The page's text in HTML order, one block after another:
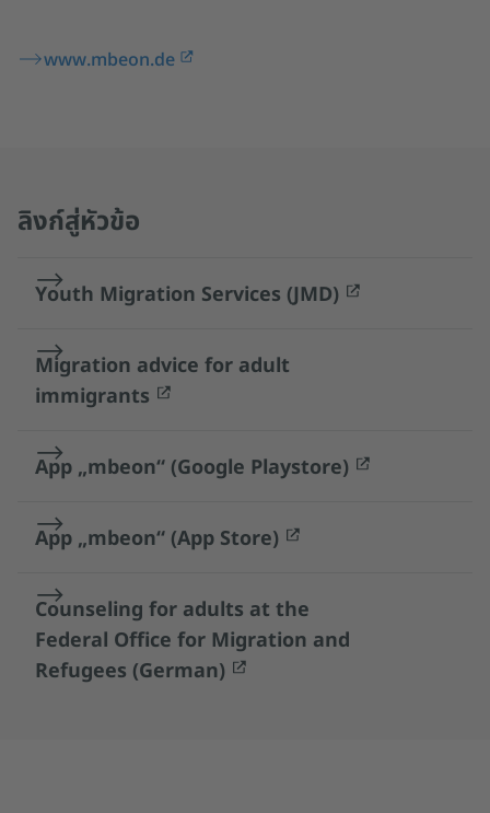
www.mbeon.de
ลิงก์สู่หัวข้อ
Youth Migration Services (JMD)
Migration advice for adult
immigrants
App „mbeon“ (Google Playstore)
App „mbeon“ (App Store)
Counseling for adults at the
Federal Office for Migration and
Refugees (German)